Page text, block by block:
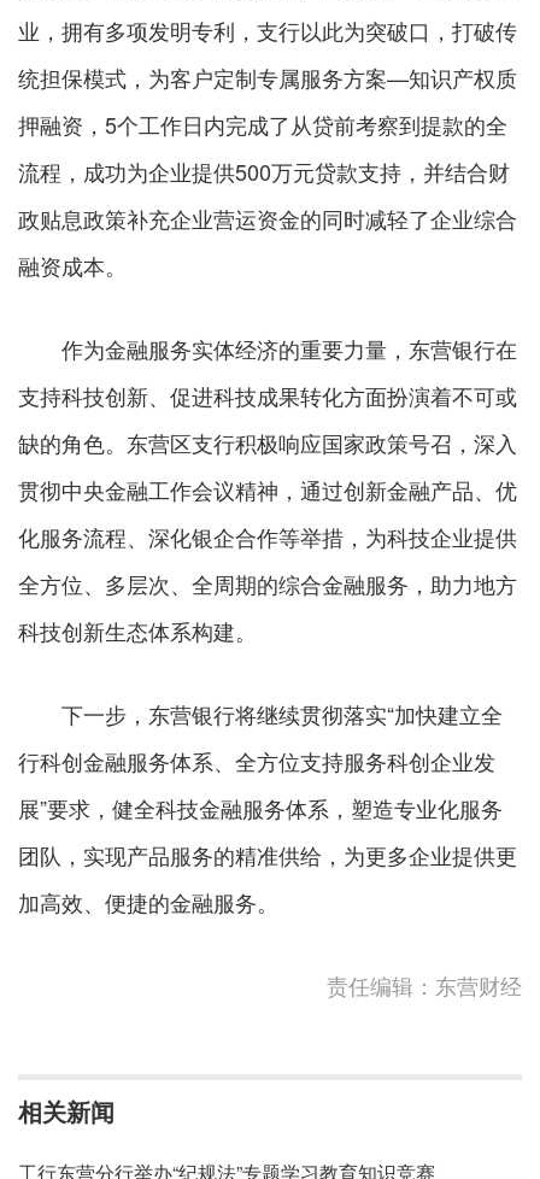
业，拥有多项发明专利，支行以此为突破口，打破传
统担保模式，为客户定制专属服务方案—知识产权质
押融资，5个工作日内完成了从贷前考察到提款的全
流程，成功为企业提供500万元贷款支持，并结合财
政贴息政策补充企业营运资金的同时减轻了企业综合
融资成本。
作为金融服务实体经济的重要力量，东营银行在
支持科技创新、促进科技成果转化方面扮演着不可或
缺的角色。东营区支行积极响应国家政策号召，深入
贯彻中央金融工作会议精神，通过创新金融产品、优
化服务流程、深化银企合作等举措，为科技企业提供
全方位、多层次、全周期的综合金融服务，助力地方
科技创新生态体系构建。
下一步，东营银行将继续贯彻落实“加快建立全
行科创金融服务体系、全方位支持服务科创企业发
展”要求，健全科技金融服务体系，塑造专业化服务
团队，实现产品服务的精准供给，为更多企业提供更
加高效、便捷的金融服务。
责任编辑：东营财经
相关新闻
工行东营分行举办“纪规法”专题学习教育知识竞赛